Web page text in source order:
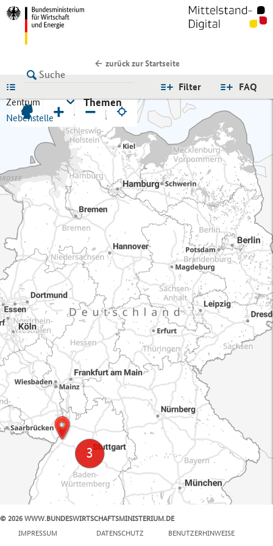
zurück zur Startseite
FAQ
Filter
Zentrum
Nebenstelle
Themen
+ −
© 2026 WWW.BUNDESWIRTSCHAFTSMINISTERIUM.DE
IMPRESSUM
DATENSCHUTZ BENUTZERHINWEISE